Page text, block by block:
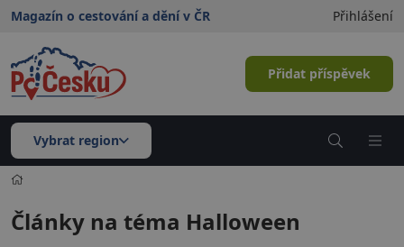
Magazín o cestování a dění v ČR Přihlášení
Přidat příspěvek
Vybrat region
Články na téma Halloween